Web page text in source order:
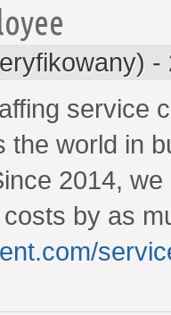
-
service
the world in
2014,
by as